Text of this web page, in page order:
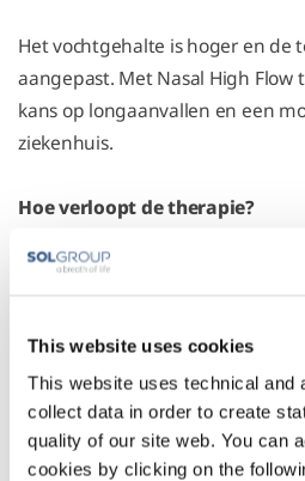
This website uses cookies
This website uses technical and
collect data in order to create
quality of our site web. You can
cookies by clicking on the
Het vochtgehalte is hoger en de
aangepast. Met Nasal High
kans op longaanvallen en een
ziekenhuis.
Hoe verloopt de therapie?
Onze Service Operator stelt het
advies van uw arts. U krijgt
hierna zijn wij er voor u. Wij
Heeft u vragen over Nasal High
op werkdagen tussen 8:30 en